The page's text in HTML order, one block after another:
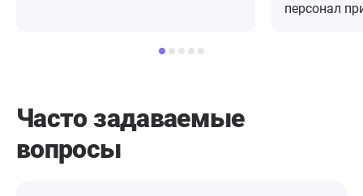
развлечения не дают скучать, а
вкусно! Отдельное спасибо
вежливому и внимательному
персоналу – это настоящий
профессионализм с душой.
персонал
Часто задаваемые
вопросы